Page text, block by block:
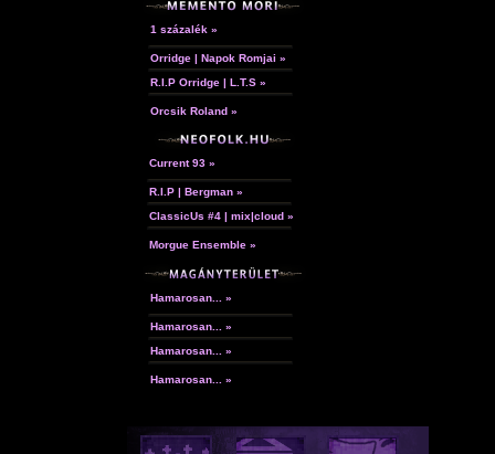
1 százalék »
Orridge | Napok Romjai »
R.I.P Orridge | L.T.S »
Orcsik Roland »
Current 93 »
R.I.P | Bergman »
ClassicUs #4 | mix|cloud »
Morgue Ensemble »
Hamarosan... »
Hamarosan... »
Hamarosan... »
Hamarosan... »